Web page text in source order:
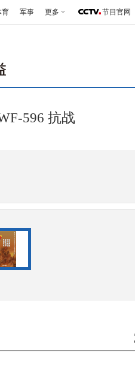
育 军事 更多 节目官网
596 抗战